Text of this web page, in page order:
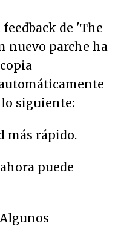
de 'The
nuevo parche ha
siguiente:
más rápido.
puede